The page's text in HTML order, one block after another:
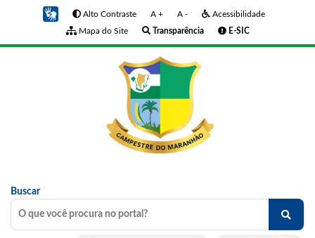
Alto Contraste A + A -
Acessibilidade
Mapa do Site
Transparência E-SIC
Buscar